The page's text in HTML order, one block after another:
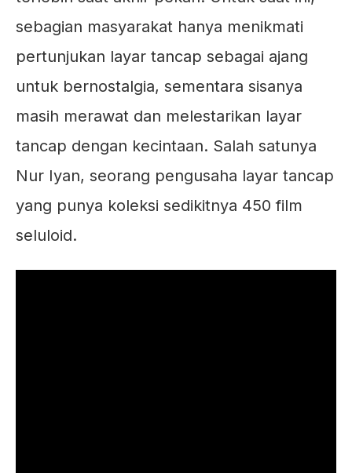
sebagian masyarakat hanya menikmati
pertunjukan layar tancap sebagai ajang
untuk bernostalgia, sementara sisanya
masih merawat dan melestarikan layar
tancap dengan kecintaan. Salah satunya
Nur Iyan, seorang pengusaha layar tancap
yang punya koleksi sedikitnya 450 film
seluloid.